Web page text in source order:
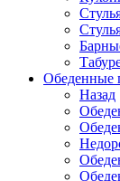
Обеденные
Назад